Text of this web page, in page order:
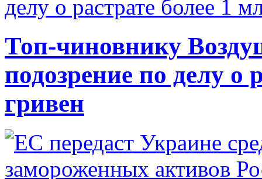
Топ-чиновнику
подозрение по делу о
гривен